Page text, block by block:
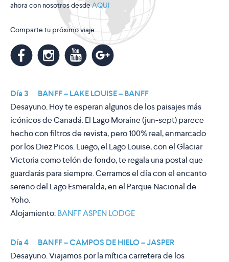
ahora con nosotros desdeAQUI
Comparte tu próximo viaje
mknl
Día 3 BANFF – LAKE LOUISE – BANFF
Desayuno. Hoy te esperan algunos de los paisajes más
icónicos de Canadá. El Lago Moraine (jun-sept) parece
hecho con filtros de revista, pero 100% real, enmarcado
por los Diez Picos. Luego, el Lago Louise, con el Glaciar
Victoria como telón de fondo, te regala una postal que
guardarás para siempre. Cerramos el día con el encanto
sereno del Lago Esmeralda, en el Parque Nacional de
Yoho.
Alojamiento:BANFF ASPEN LODGE
Día 4 BANFF – CAMPOS DE HIELO – JASPER
Desayuno. Viajamos por la mítica carretera de los